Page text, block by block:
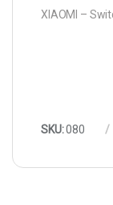
XIAOMI –
SKU:080